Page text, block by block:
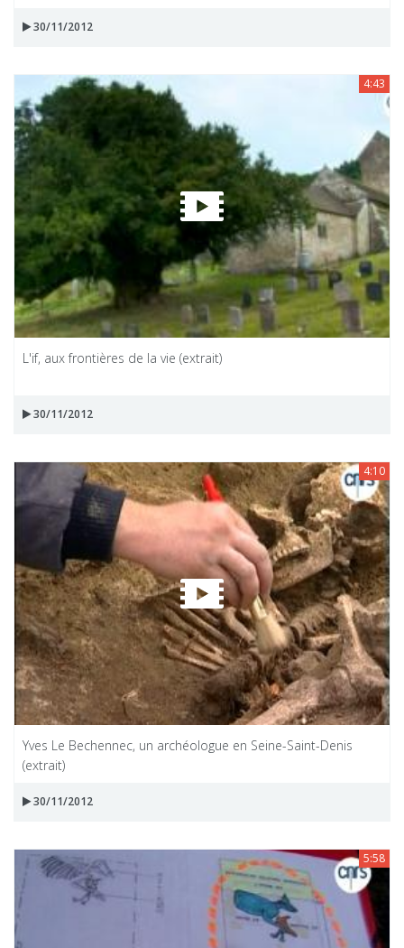
30/11/2012
4:43
L'if, aux frontières de la vie (extrait)
30/11/2012
4:10
Yves Le Bechennec, un archéologue en Seine-Saint-Denis
(extrait)
30/11/2012
5:58